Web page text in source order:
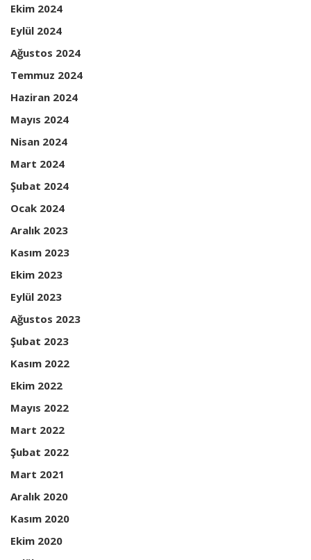
Ekim 2024
Eylül 2024
Ağustos 2024
Temmuz 2024
Haziran 2024
Mayıs 2024
Nisan 2024
Mart 2024
Şubat 2024
Ocak 2024
Aralık 2023
Kasım 2023
Ekim 2023
Eylül 2023
Ağustos 2023
Şubat 2023
Kasım 2022
Ekim 2022
Mayıs 2022
Mart 2022
Şubat 2022
Mart 2021
Aralık 2020
Kasım 2020
Ekim 2020